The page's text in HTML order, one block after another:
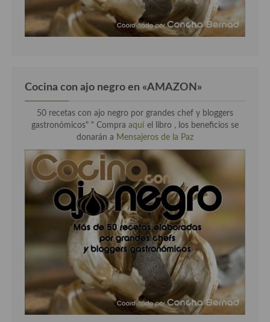
Cocina con ajo negro en «AMAZON»
50 recetas con ajo negro por grandes chef y bloggers
gastronómicos" " Compra aquí el libro , los beneficios se
donarán a Mensajeros de la Paz